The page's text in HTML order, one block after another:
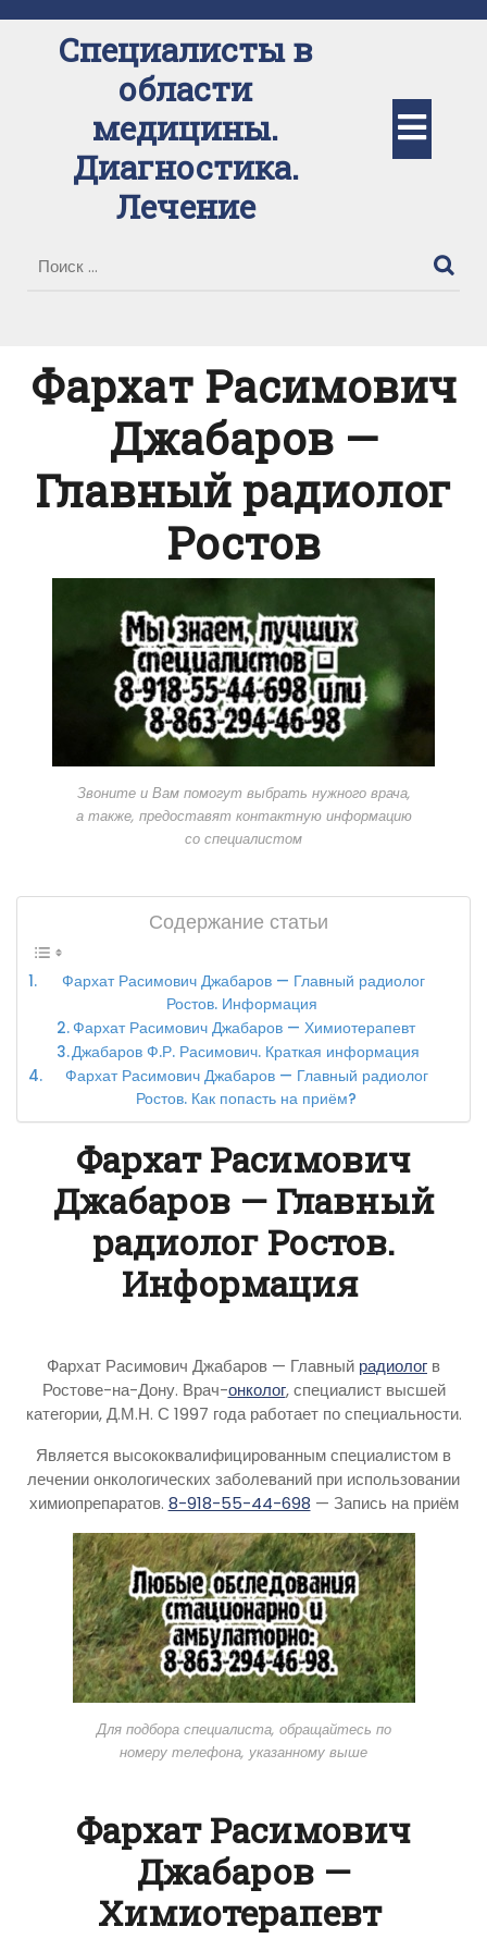
содержимомуСпециалисты в
области
медицины.
Диагностика.
Лечение
Фархат Расимович
Джабаров —
Главный радиолог
Ростов
Звоните и Вам помогут выбрать нужного врача,
а также, предоставят контактную информацию
со специалистом
Содержание статьи
Фархат Расимович Джабаров — Главный радиолог
Ростов. Информация
Фархат Расимович Джабаров — Химиотерапевт
Джабаров Ф.Р. Расимович. Краткая информация
Фархат Расимович Джабаров — Главный радиолог
Ростов. Как попасть на приём?
Фархат Расимович
Джабаров — Главный
радиолог Ростов.
Информация
Фархат Расимович Джабаров — Главный радиолог в
Ростове-на-Дону. Врач-онколог, специалист высшей
категории, Д.М.Н. С 1997 года работает по специальности.
Является высококвалифицированным специалистом в
лечении онкологических заболеваний при использовании
химиопрепаратов. 8-918-55-44-698 — Запись на приём
Для подбора специалиста, обращайтесь по
номеру телефона, указанному выше
Фархат Расимович
Джабаров —
Химиотерапевт